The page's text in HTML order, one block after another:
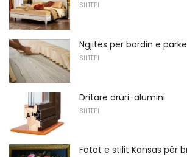
SHTËPI
Ngjitës për bordin e
SHTËPI
Dritare druri-alumini
SHTËPI
Fotot e stilit Kansas për